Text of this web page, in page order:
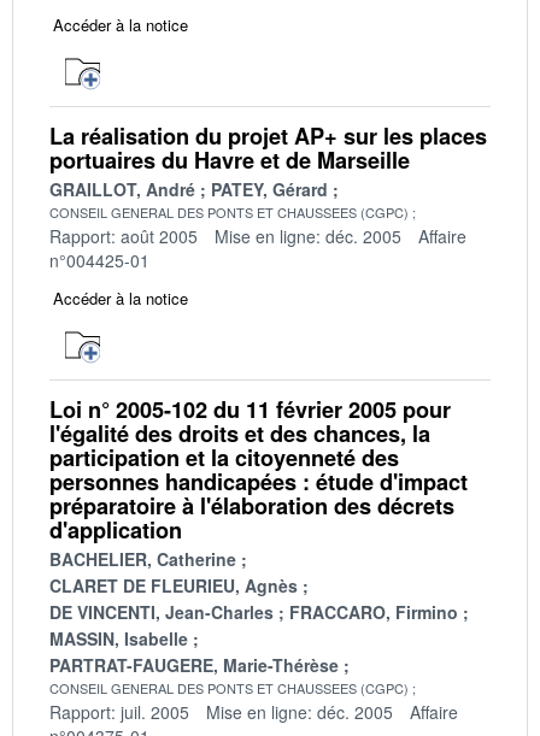
Accéder à la notice
La réalisation du projet AP+ sur les places
portuaires du Havre et de Marseille
GRAILLOT, André PATEY, Gérard
CONSEIL GENERAL DES PONTS ET CHAUSSEES (CGPC)
Rapport: août 2005 Mise en ligne: déc. 2005
Affaire
n°004425-01
Accéder à la notice
Loi n° 2005-102 du 11 février 2005 pour
l'égalité des droits et des chances, la
participation et la citoyenneté des
personnes handicapées : étude d'impact
préparatoire à l'élaboration des décrets
d'application
BACHELIER, Catherine
CLARET DE FLEURIEU, Agnès
DE VINCENTI, Jean-Charles
FRACCARO, Firmino
MASSIN, Isabelle
PARTRAT-FAUGERE, Marie-Thérèse
CONSEIL GENERAL DES PONTS ET CHAUSSEES (CGPC)
Rapport: juil. 2005 Mise en ligne: déc. 2005
Affaire